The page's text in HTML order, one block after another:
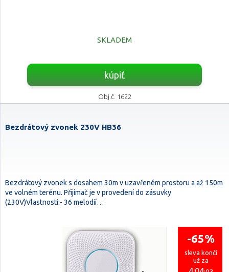
SKLADEM
kúpiť
Obj.č. 1622
Bezdrátový zvonek 230V HB36
Bezdrátový zvonek s dosahem 30m v uzavřeném prostoru a až 150m
ve volném terénu. Přijímač je v provedení do zásuvky
(230V)Vlastnosti:- 36 melodií…
-65%
sleva končí
už za